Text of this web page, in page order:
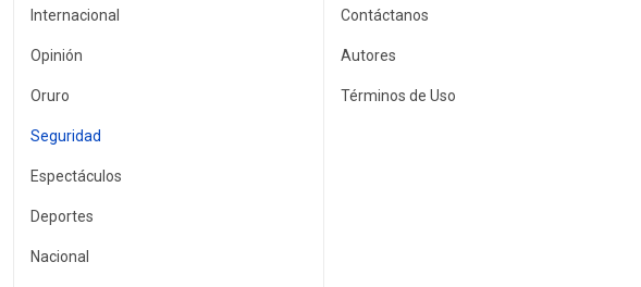
Internacional
Opinión
Oruro
Seguridad
Espectáculos
Deportes
Nacional
Contáctanos
Autores
Términos de Uso